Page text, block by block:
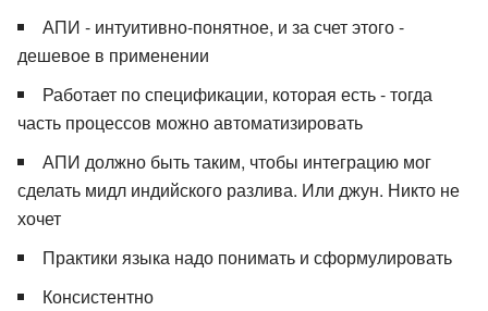
АПИ - интуитивно-понятное, и за счет этого -
дешевое в применении
Работает по спецификации, которая есть - тогда
часть процессов можно автоматизировать
АПИ должно быть таким, чтобы интеграцию мог
сделать мидл индийского разлива. Или джун. Никто не
хочет
Практики языка надо понимать и сформулировать
Консистентно